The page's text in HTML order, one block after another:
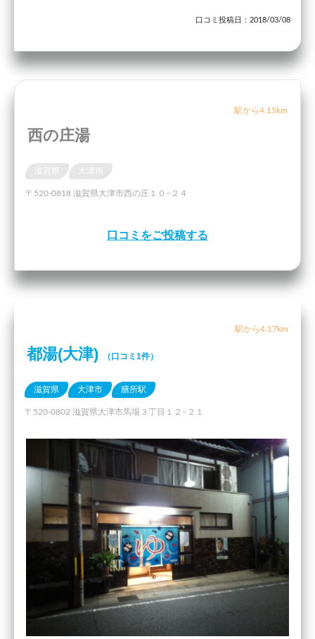
口コミ投稿日：2018/03/08
駅から4.15km
西の庄湯
〒520-0818 滋賀県大津市西の庄１０−２４
口コミをご投稿する
駅から4.17km
都湯(大津) （口コミ1件）
滋賀県 大津市 膳所駅
〒520-0802 滋賀県大津市馬場３丁目１２−２１